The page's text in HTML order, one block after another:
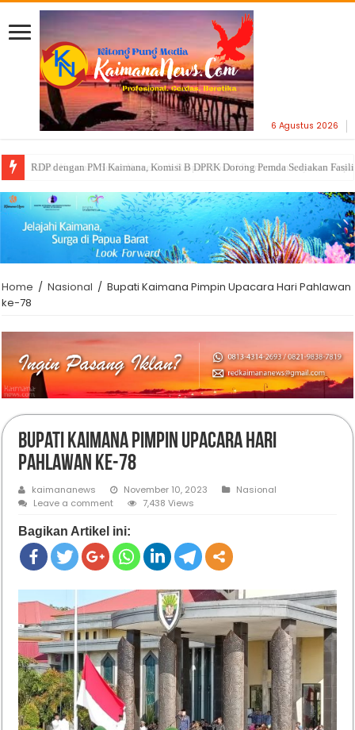
6 Agustus 2026
RDP dengan PMI Kaimana, Komisi B DPRK Dorong Pemda Sediakan
Sekda Kaimana Sebut Kemenhub Respon Positif Permintaan Layanan
Home / Nasional / Bupati Kaimana Pimpin Upacara Hari Pahlawan
ke-78
Bupati Kaimana Pimpin Upacara Hari
Pahlawan ke-78
kaimananews November 10, 2023
Nasional
Leave a comment
7,438 Views
Bagikan Artikel ini: